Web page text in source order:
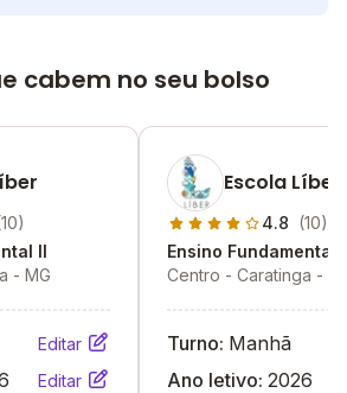
cabem no seu bolso
II
- MG
Editar
Editar
Escola Líber
4.8 (10)
Ensino Fundamental
Centro - Caratinga -
Turno: Manhã
Ano letivo: 2026